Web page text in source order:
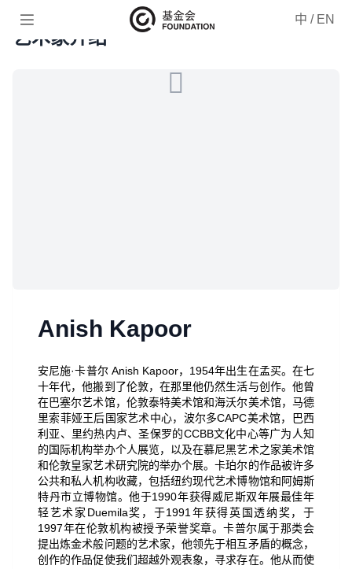
 中 / EN
艺术家介绍
Anish Kapoor
安尼施·卡普尔 Anish Kapoor，1954年出生在孟买。在七
十年代，他搬到了伦敦，在那里他仍然生活与创作。他曾
在巴塞尔艺术馆，伦敦泰特美术馆和海沃尔美术馆，马德
里索菲娅王后国家艺术中心，波尔多CAPC美术馆，巴西
利亚、里约热内卢、圣保罗的CCBB文化中心等广为人知
的国际机构举办个人展览，以及在慕尼黑艺术之家美术馆
和伦敦皇家艺术研究院的举办个展。卡珀尔的作品被许多
公共和私人机构收藏，包括纽约现代艺术博物馆和阿姆斯
特丹市立博物馆。他于1990年获得威尼斯双年展最佳年
轻艺术家Duemila奖，于1991年获得英国透纳奖，于
1997年在伦敦机构被授予荣誉奖章。卡普尔属于那类会
提出炼金术般问题的艺术家，他领先于相互矛盾的概念，
创作的作品促使我们超越外观表象，寻求存在。他从而使